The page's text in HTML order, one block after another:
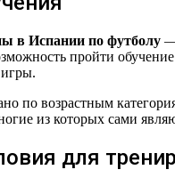
в Испании по футболу —
пройти
по возрастным
из которых сами
для